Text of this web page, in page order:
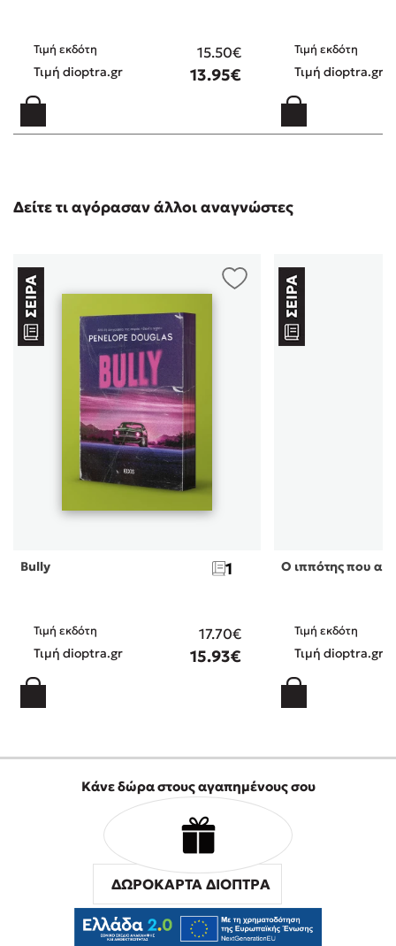
Τιμή εκδότη 15.50€
Τιμή dioptra.gr 13.95€
Τιμή εκδότη
Τιμή dioptra.gr
Δείτε τι αγόρασαν άλλοι αναγνώστες
Bully 1
Τιμή εκδότη 17.70€
Τιμή dioptra.gr 15.93€
Ο ιππότης που
Τιμή εκδότη
Τιμή dioptra.gr
Κάνε δώρα στους αγαπημένους σου
ΔΩΡΟΚΑΡΤΑ ΔΙΟΠΤΡΑ